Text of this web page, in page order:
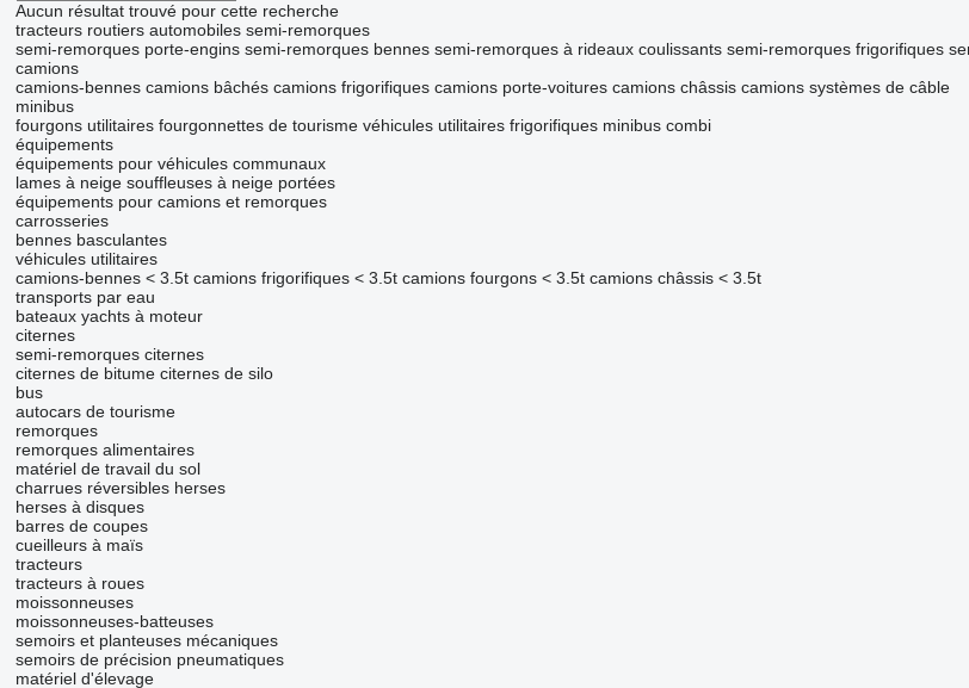
Aucun résultat trouvé pour cette recherche
tracteurs routiers automobiles semi-remorques
semi-remorques porte-engins semi-remorques bennes semi-remorques à rideaux coulissants semi-remorques frigorifiques
camions
camions-bennes camions bâchés camions frigorifiques camions porte-voitures camions châssis camions systèmes de câble
minibus
fourgons utilitaires fourgonnettes de tourisme véhicules utilitaires frigorifiques minibus combi
équipements
équipements pour véhicules communaux
lames à neige souffleuses à neige portées
équipements pour camions et remorques
carrosseries
bennes basculantes
véhicules utilitaires
camions-bennes < 3.5t camions frigorifiques < 3.5t camions fourgons < 3.5t camions châssis < 3.5t
transports par eau
bateaux yachts à moteur
citernes
semi-remorques citernes
citernes de bitume citernes de silo
bus
autocars de tourisme
remorques
remorques alimentaires
matériel de travail du sol
charrues réversibles herses
herses à disques
barres de coupes
cueilleurs à maïs
tracteurs
tracteurs à roues
moissonneuses
moissonneuses-batteuses
semoirs et planteuses mécaniques
semoirs de précision pneumatiques
matériel d'élevage